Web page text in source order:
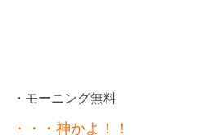
・モーニング無料
・・・神かよ！！